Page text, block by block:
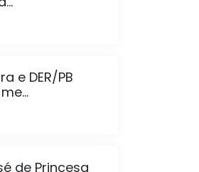
e DER/PB
de Princesa